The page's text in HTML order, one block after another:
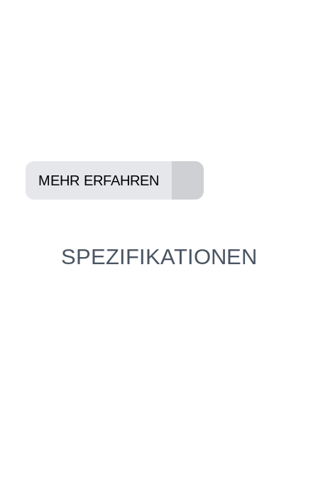
MEHR ERFAHREN
SPEZIFIKATIONEN